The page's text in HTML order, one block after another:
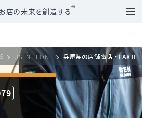
お店の未来を創造する®
USEN PHONE 兵庫県の店舗電話・FAX IP